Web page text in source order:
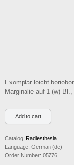
Exemplar leicht
Marginalie auf 1 (w)
Catalog: Radiesthesia
Language: German (de)
Order Number: 05776